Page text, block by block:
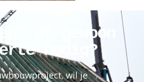
Of gewoon
nodig?
wil je